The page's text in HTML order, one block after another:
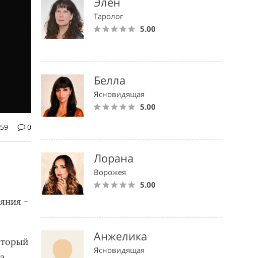
0
-
Таролог
5.00
Белла
Ясновидящая
5.00
Лорана
Ворожея
5.00
Анжелика
Ясновидящая